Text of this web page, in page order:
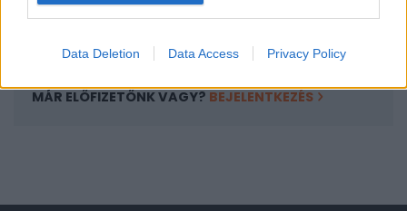
Data Deletion Data Access Privacy Policy
MÁR ELŐFIZETŐNK VAGY? BEJELENTKEZÉS